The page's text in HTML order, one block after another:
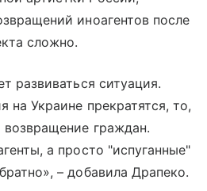
иноагентов после
сложно.
развиваться ситуация.
на Украине прекратятся, то,
возвращение граждан.
а просто "испуганные"
– добавила Драпеко.